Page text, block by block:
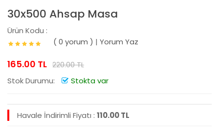
30x500 Ahsap Masa
Ürün Kodu :
( 0 yorum ) | Yorum Yaz
165.00 TL 220.00 TL
Stok Durumu: Stokta var
Havale İndirimli Fiyatı : 110.00 TL